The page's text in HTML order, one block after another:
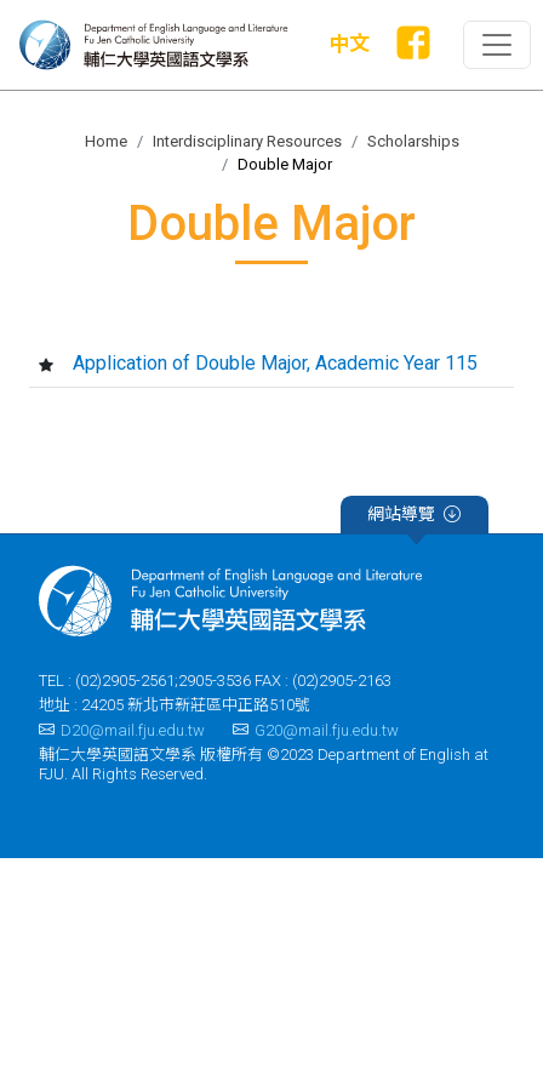
中文
Home Interdisciplinary Resources
Scholarships
Double Major
Double Major
Application of Double Major, Academic Year 115
網站導覽
TEL : (02)2905-2561;2905-3536 FAX : (02)2905-2163
地址 : 24205 新北市新莊區中正路510號
D20@mail.fju.edu.tw
G20@mail.fju.edu.tw
輔仁大學英國語文學系 版權所有 ©2023 Department of English at
FJU. All Rights Reserved.